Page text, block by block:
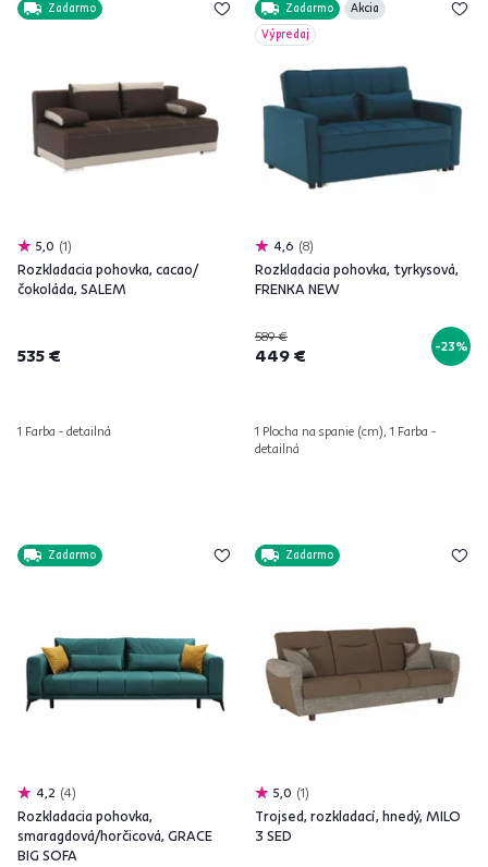
Zadarmo
5,0 1
Rozkladacia pohovka, cacao/
čokoláda, SALEM
535 €
1 Farba - detailná
Zadarmo
Akcia
Výpredaj
4,6 8
Rozkladacia pohovka, tyrkysová,
FRENKA NEW
589 €
449 € -23%
1 Plocha na spanie (cm), 1 Farba -
detailná
Zadarmo
4,2 4
Rozkladacia pohovka,
smaragdová/horčicová, GRACE
BIG SOFA
Zadarmo
5,0 1
Trojsed, rozkladací, hnedý, MILO
3 SED